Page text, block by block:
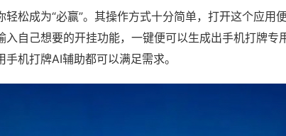
轻松成为“必赢”。其操作方式十分简单，打开这个应用
入自己想要的开挂功能，一键便可以生成出手机打牌专
机打牌AI辅助都可以满足需求。